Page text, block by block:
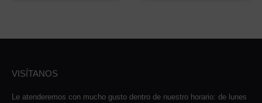
VISÍTANOS
Le atenderemos con mucho gusto dentro de nuestro horario: de lunes